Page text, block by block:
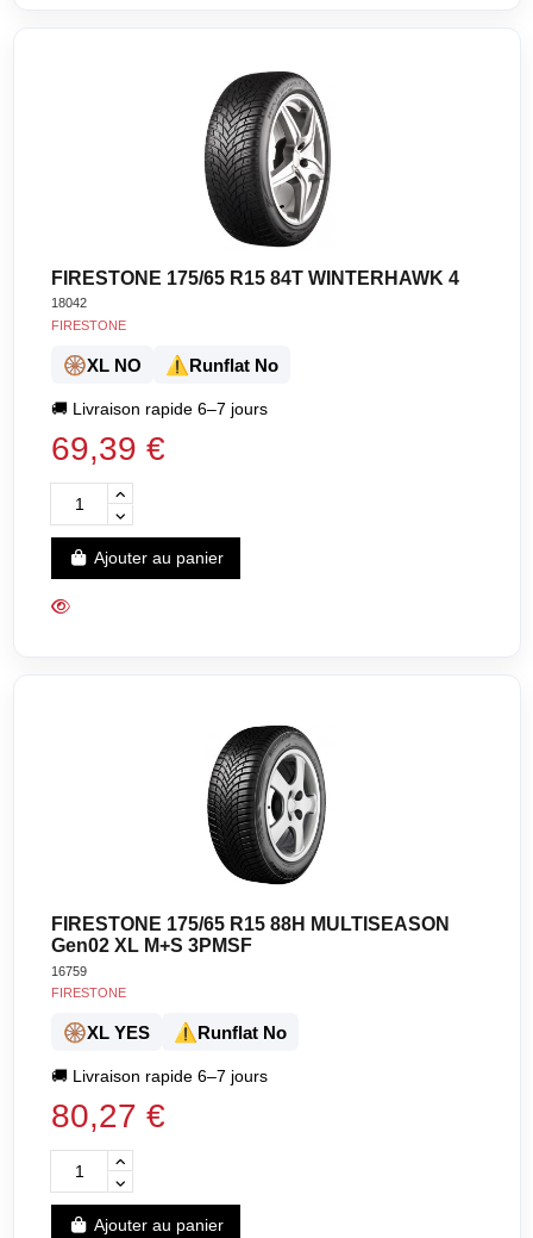
FIRESTONE 175/65 R15 84T WINTERHAWK 4
18042
FIRESTONE
🛞XL NO ⚠️Runflat No
🚚 Livraison rapide 6–7 jours
69,39 €
Ajouter au panier
FIRESTONE 175/65 R15 88H MULTISEASON
Gen02 XL M+S 3PMSF
16759
FIRESTONE
🛞XL YES ⚠️Runflat No
🚚 Livraison rapide 6–7 jours
80,27 €
Ajouter au panier